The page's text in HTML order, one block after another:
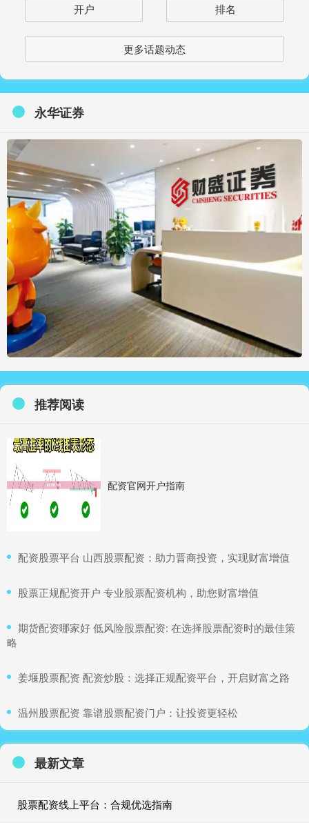
开户 排名
更多话题动态
永华证券
推荐阅读
配资官网开户指南
​配资股票平台 山西股票配资：助力晋商投资，实现财富增值
​股票正规配资开户 专业股票配资机构，助您财富增值
​期货配资哪家好 低风险股票配资: 在选择股票配资时的最佳策
略
​姜堰股票配资 配资炒股：选择正规配资平台，开启财富之路
​温州股票配资 靠谱股票配资门户：让投资更轻松
最新文章
股票配资线上平台：合规优选指南